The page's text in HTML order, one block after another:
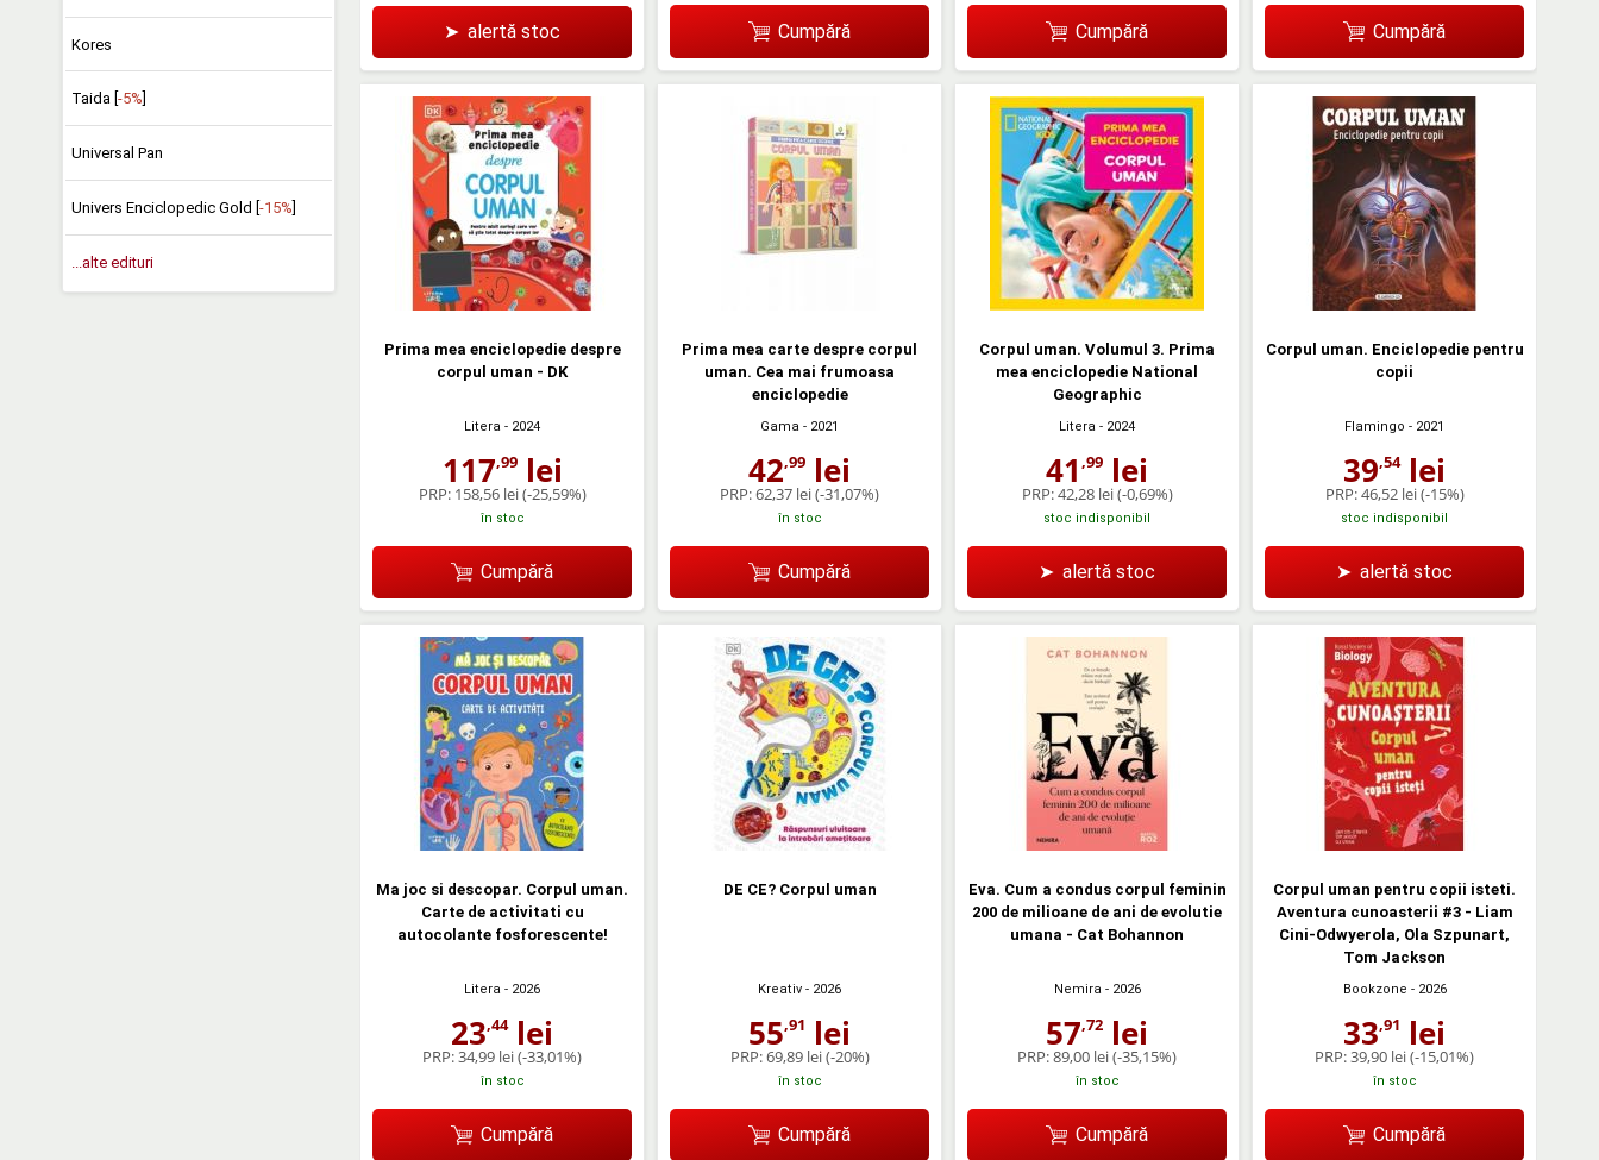
Kores
Taida [ -5%
Universal Pan
Univers Enciclopedic Gold [ -15%
...alte edituri
➤ alertă stoc Cumpără Cumpără Cumpără
Prima mea enciclopedie despre
corpul uman - DK
Litera - 2024
117,99lei
PRP: 158,56 lei(-25,59%)
în stoc
Cumpără
Prima mea carte despre corpul
uman. Cea mai frumoasa
enciclopedie
Gama - 2021
42,99 lei
PRP:62,37 lei(-31,07%)
în stoc
Cumpără
Corpul uman. Volumul 3. Prima
mea enciclopedie National
Geographic
Litera - 2024
41 ,99 lei
PRP:42,28 lei(-0,69%)
stoc indisponibil
➤ alertă stoc
Corpul uman. Enciclopedie pentru
copii
Flamingo - 2021
39,54lei
PRP:46,52 lei(-15%)
stoc indisponibil
➤ alertă stoc
Ma joc si descopar. Corpul uman.
Carte de activitati cu
autocolante fosforescente!
Litera - 2026
23,44lei
PRP:34,99 lei(-33,01%)
în stoc
Cumpără
DE CE? Corpul uman
Kreativ - 2026
55,91 lei
PRP:69,89 lei(-20%)
în stoc
Cumpără
Eva. Cum a condus corpul feminin
200 de milioane de ani de evolutie
umana - Cat Bohannon
Nemira- 2026
57,72 lei
PRP:89,00 lei(-35,15%)
în stoc
Cumpără
Corpul uman pentru copii isteti.
Aventura cunoasterii #3 - Liam
Cini-Odwyerola, Ola Szpunart,
Tom Jackson
Bookzone - 2026
33,91 lei
PRP:39,90 lei(-15,01%)
în stoc
Cumpără